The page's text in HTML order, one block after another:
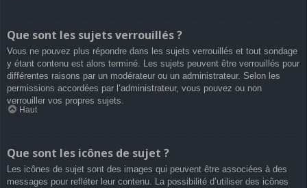
Que sont les sujets verrouillés ?
Vous ne pouvez plus répondre dans les sujets verrouillés et tout sondage
y étant contenu est alors terminé. Les sujets peuvent être verrouillés pour
différentes raisons par un modérateur ou un administrateur. Selon les
permissions accordées par l’administrateur, vous pouvez ou non
verrouiller vos propres sujets.
Haut
Que sont les icônes de sujet ?
Les icônes de sujet sont des images qui peuvent être associées à des
messages pour refléter leur contenu. La possibilité d’utiliser des icônes